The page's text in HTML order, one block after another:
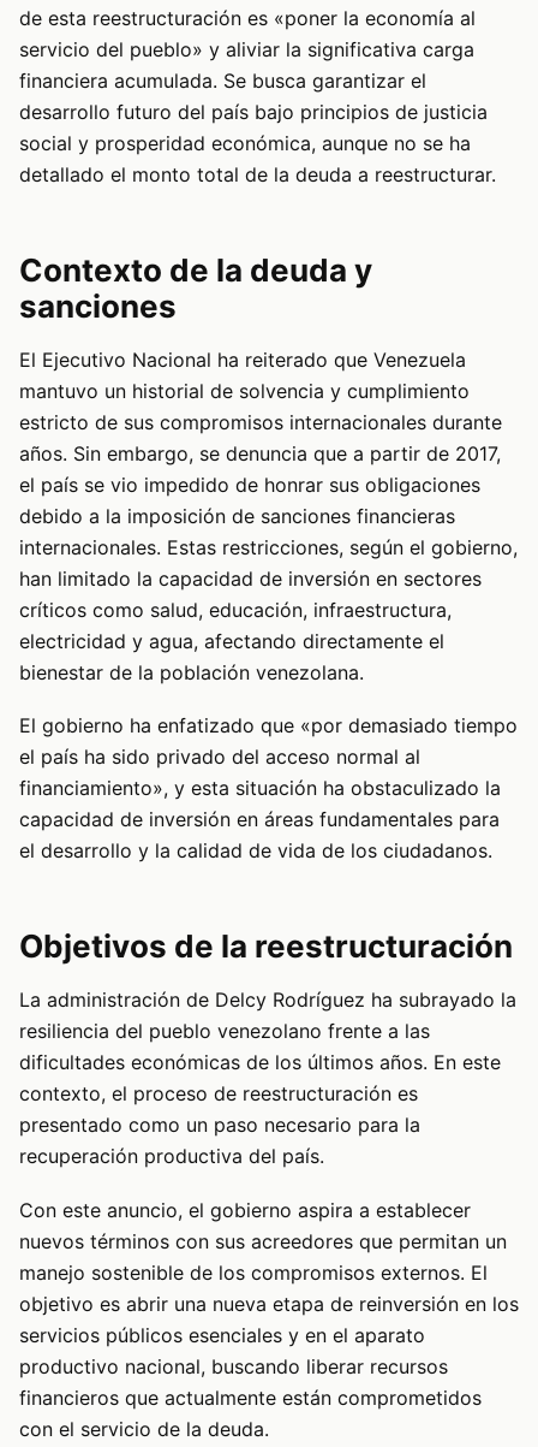
de esta reestructuración es «poner la economía al
servicio del pueblo» y aliviar la significativa carga
financiera acumulada. Se busca garantizar el
desarrollo futuro del país bajo principios de justicia
social y prosperidad económica, aunque no se ha
detallado el monto total de la deuda a reestructurar.
Contexto de la deuda y
sanciones
El Ejecutivo Nacional ha reiterado que Venezuela
mantuvo un historial de solvencia y cumplimiento
estricto de sus compromisos internacionales durante
años. Sin embargo, se denuncia que a partir de 2017,
el país se vio impedido de honrar sus obligaciones
debido a la imposición de sanciones financieras
internacionales. Estas restricciones, según el gobierno,
han limitado la capacidad de inversión en sectores
críticos como salud, educación, infraestructura,
electricidad y agua, afectando directamente el
bienestar de la población venezolana.
El gobierno ha enfatizado que «por demasiado tiempo
el país ha sido privado del acceso normal al
financiamiento», y esta situación ha obstaculizado la
capacidad de inversión en áreas fundamentales para
el desarrollo y la calidad de vida de los ciudadanos.
Objetivos de la reestructuración
La administración de Delcy Rodríguez ha subrayado la
resiliencia del pueblo venezolano frente a las
dificultades económicas de los últimos años. En este
contexto, el proceso de reestructuración es
presentado como un paso necesario para la
recuperación productiva del país.
Con este anuncio, el gobierno aspira a establecer
nuevos términos con sus acreedores que permitan un
manejo sostenible de los compromisos externos. El
objetivo es abrir una nueva etapa de reinversión en los
servicios públicos esenciales y en el aparato
productivo nacional, buscando liberar recursos
financieros que actualmente están comprometidos
con el servicio de la deuda.